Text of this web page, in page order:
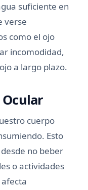
suficiente en
verse
como el ojo
incomodidad,
a largo plazo.
cuerpo
Esto
no beber
o actividades